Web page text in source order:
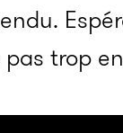
trop